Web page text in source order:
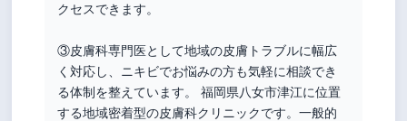
クセスできます。
③皮膚科専門医として地域の皮膚トラブルに幅広
く対応し、ニキビでお悩みの方も気軽に相談でき
る体制を整えています。 福岡県八女市津江に位置
する地域密着型の皮膚科クリニックです。一般的